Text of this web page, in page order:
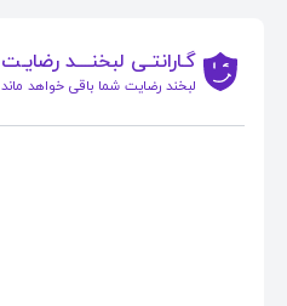
گـارانتـی لبخنــــد رضایـت
لبخند رضایت شما باقی خواهد ماند